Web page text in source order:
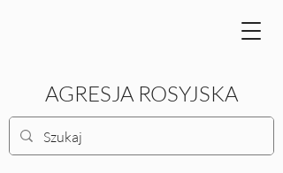
AGRESJA ROSYJSKA